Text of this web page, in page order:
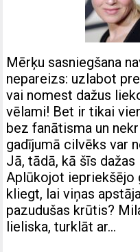
Mērķu sasniegšana
nepareizs: uzlabot
vai nomest dažus
vēlami! Bet ir tikai
bez fanātisma un
gadījumā cilvēks var
Jā, tādā, kā šīs
Aplūkojot iepriekšējo
kliegt, lai viņas
pazudušas krūtis?
lieliska, turklāt ar…